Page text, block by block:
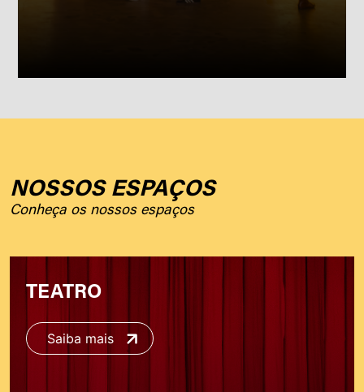
NOSSOS ESPAÇOS
Conheça os nossos espaços
TEATRO
Saiba mais